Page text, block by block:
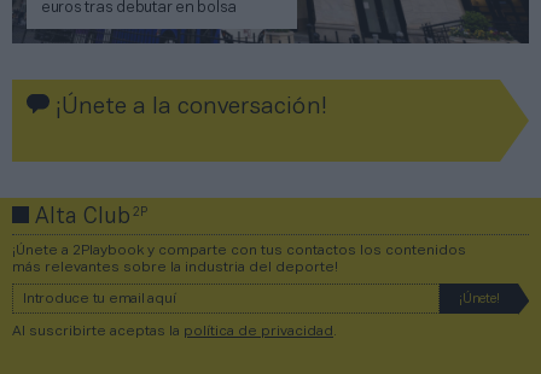
euros tras debutar en bolsa
¡Únete a la conversación!
Alta Club2P
¡Únete a 2Playbook y comparte con tus contactos los contenidos
más relevantes sobre la industria del deporte!
Al suscribirte aceptas la política de privacidad